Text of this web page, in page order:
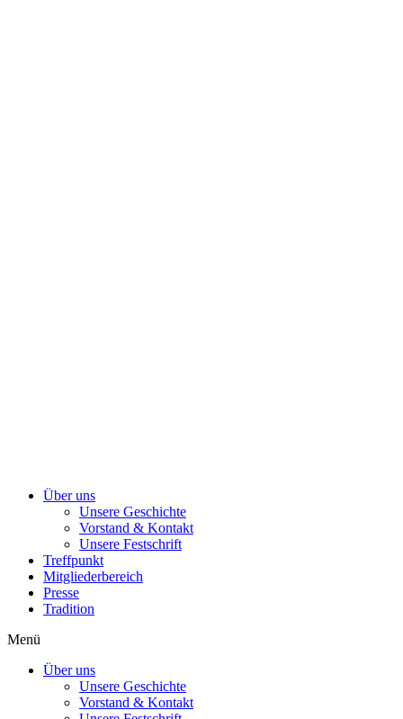
Über uns
Unsere Geschichte
Vorstand & Kontakt
Unsere Festschrift
Treffpunkt
Mitgliederbereich
Presse
Tradition
Menü
Über uns
Unsere Geschichte
Vorstand & Kontakt